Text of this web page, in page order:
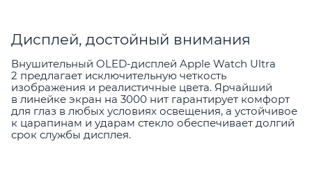
Дисплей, достойный внимания
Внушительный OLED-дисплей Apple Watch Ultra
2 предлагает исключительную четкость
изображения и реалистичные цвета. Ярчайший
в линейке экран на 3000 нит гарантирует комфорт
для глаз в любых условиях освещения, а устойчивое
к царапинам и ударам стекло обеспечивает долгий
срок службы дисплея.